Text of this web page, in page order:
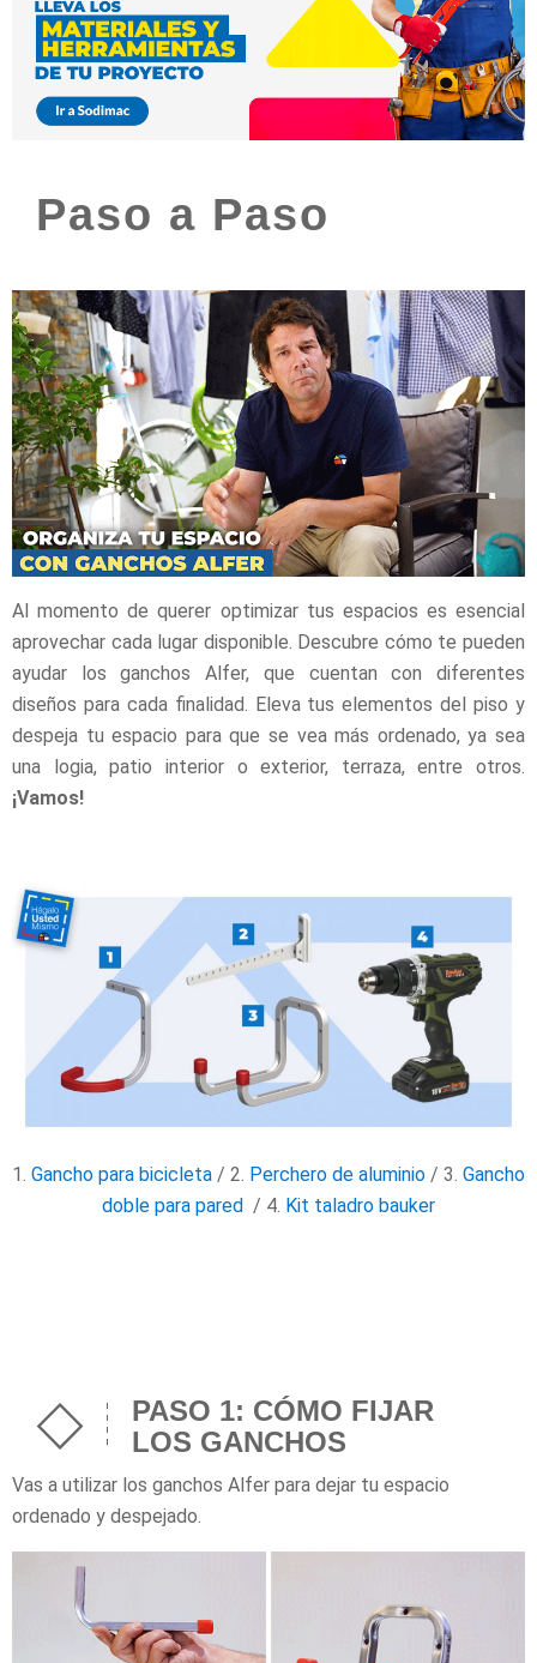
Paso a Paso
Al momento de querer optimizar tus espacios es esencial
aprovechar cada lugar disponible. Descubre cómo te pueden
ayudar los ganchos Alfer, que cuentan con diferentes
diseños para cada finalidad. Eleva tus elementos del piso y
despeja tu espacio para que se vea más ordenado, ya sea
una logia, patio interior o exterior, terraza, entre otros.
¡Vamos!
1. Gancho para bicicleta / 2. Perchero de aluminio / 3. Gancho
doble para pared / 4. Kit taladro bauker
PASO 1: CÓMO FIJAR
LOS GANCHOS
Vas a utilizar los ganchos Alfer para dejar tu espacio
ordenado y despejado.